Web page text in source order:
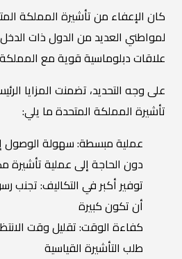
كان الإعفاء من تأشيرة المملكة
لمواطني العديد من الدول ذات الدخل
علاقات دبلوماسية قوية مع
على وجه التحديد، تضمنت المزايا
تأشيرة المملكة المتحدة ما يلي:
عملية مبسطة: سهولة الوصول
دون الحاجة إلى عملية تأشيرة
توفير أكبر في التكاليف: تجنب
أن تكون كبيرة
كفاءة الوقت: تقليل وقت
طلب التأشيرة القياسية